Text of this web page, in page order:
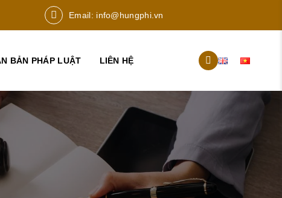
Email: info@hungphi.vn
BẢN PHÁP LUẬT LIÊN HỆ